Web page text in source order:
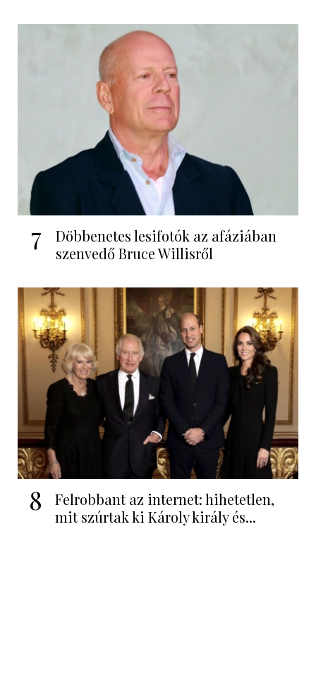
7
Döbbenetes lesifotók az afáziában
szenvedő Bruce Willisről
8
Felrobbant az internet: hihetetlen,
mit szúrtak ki Károly király és...